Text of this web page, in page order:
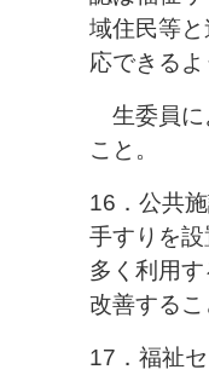
域住民等
応できる
生委員に
こと。
16．公共
手すりを
多く利 用
改善するこ
17．福祉